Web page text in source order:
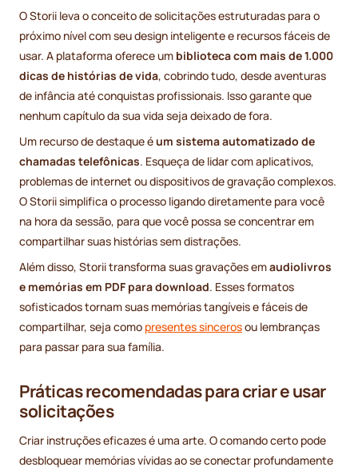
O Storii leva o conceito de solicitações estruturadas para o
próximo nível com seu design inteligente e recursos fáceis de
usar. A plataforma oferece um biblioteca com mais de 1.000
dicas de histórias de vida, cobrindo tudo, desde aventuras
de infância até conquistas profissionais. Isso garante que
nenhum capítulo da sua vida seja deixado de fora.
Um recurso de destaque éum sistema automatizado de
chamadas telefônicas. Esqueça de lidar com aplicativos,
problemas de internet ou dispositivos de gravação complexos.
O Storii simplifica o processo ligando diretamente para você
na hora da sessão, para que você possa se concentrar em
compartilhar suas histórias sem distrações.
Além disso, Storii transforma suas gravações emaudiolivros
e memórias em PDF para download. Esses formatos
sofisticados tornam suas memórias tangíveis e fáceis de
compartilhar, seja como presentes sincerosou lembranças
para passar para sua família.
Práticas recomendadas para criar e usar
solicitações
Criar instruções eficazes é uma arte. O comando certo pode
desbloquear memórias vívidas ao se conectar profundamente